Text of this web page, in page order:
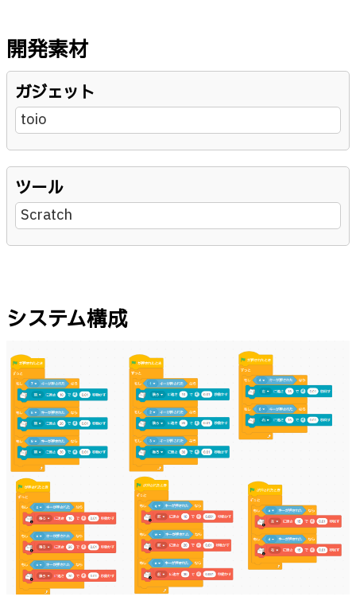
開発素材
ガジェット
toio
ツール
Scratch
システム構成